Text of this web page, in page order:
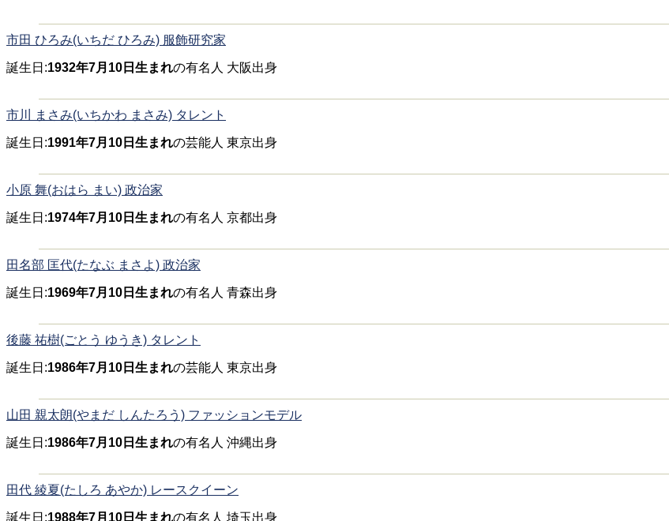
市田 ひろみ(いちだ ひろみ) 服飾研究家
誕生日:1932年7月10日生まれの有名人 大阪出身
市川 まさみ(いちかわ まさみ) タレント
誕生日:1991年7月10日生まれの芸能人 東京出身
小原 舞(おはら まい) 政治家
誕生日:1974年7月10日生まれの有名人 京都出身
田名部 匡代(たなぶ まさよ) 政治家
誕生日:1969年7月10日生まれの有名人 青森出身
後藤 祐樹(ごとう ゆうき) タレント
誕生日:1986年7月10日生まれの芸能人 東京出身
山田 親太朗(やまだ しんたろう) ファッションモデル
誕生日:1986年7月10日生まれの有名人 沖縄出身
田代 綾夏(たしろ あやか) レースクイーン
誕生日:1988年7月10日生まれの有名人 埼玉出身